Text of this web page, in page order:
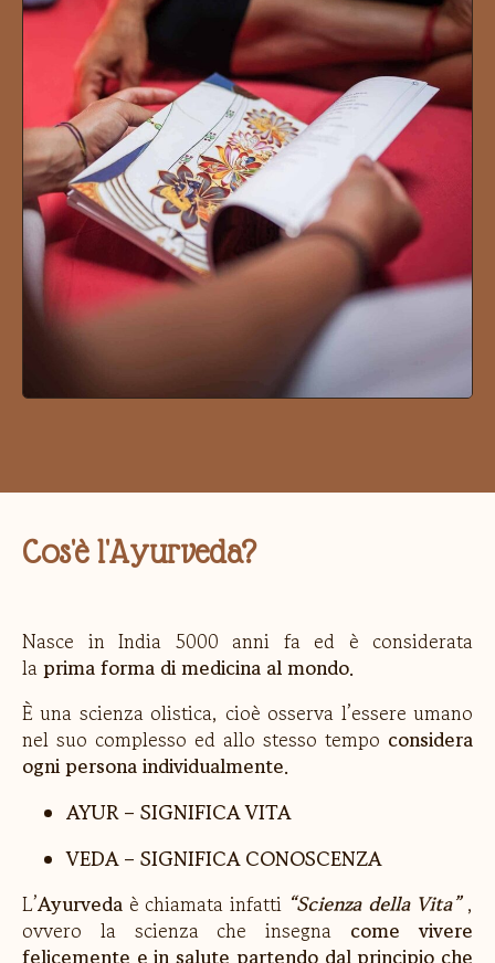
Cos'è l'Ayurveda?
Nasce in India 5000 anni fa ed è considerata
la prima forma di medicina al mondo.
È una scienza olistica, cioè osserva l’essere umano
nel suo complesso ed allo stesso tempo considera
ogni persona individualmente.
AYUR – SIGNIFICA VITA
VEDA – SIGNIFICA CONOSCENZA
L’Ayurveda è chiamata infatti “Scienza della Vita”,
ovvero la scienza che insegna come vivere
felicemente e in salute partendo dal principio che